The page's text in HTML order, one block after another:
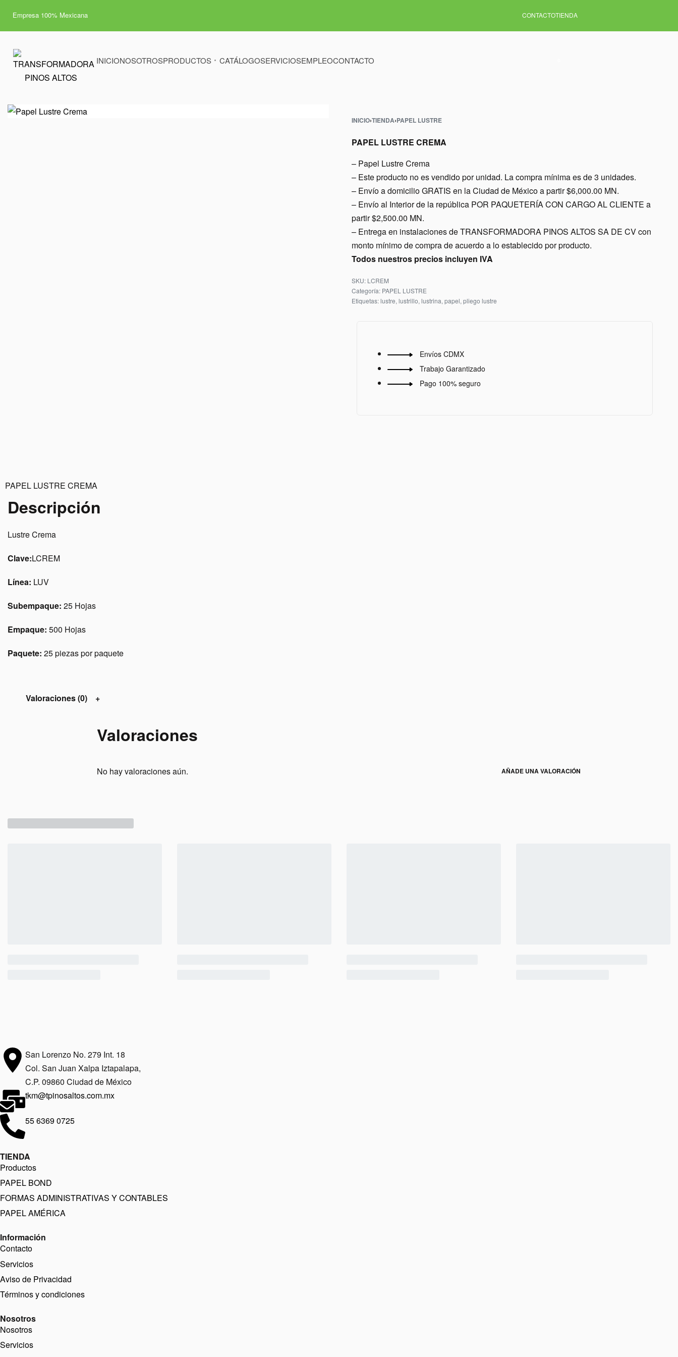
Empresa 100% Mexicana CONTACTOTIENDA
INICIONOSOTROSPRODUCTOS CATÁLOGOSERVICIOSEMPLEOCONTACTO
INICIO›TIENDA›PAPEL LUSTRE
PAPEL LUSTRE CREMA
– Papel Lustre Crema
– Este producto no es vendido por unidad. La compra mínima es de 3 unidades.
– Envío a domicilio GRATIS en la Ciudad de México a partir $6,000.00 MN.
– Envío al Interior de la república POR PAQUETERÍA CON CARGO AL CLIENTE a
partir $2,500.00 MN.
– Entrega en instalaciones de TRANSFORMADORA PINOS ALTOS SA DE CV con
monto mínimo de compra de acuerdo a lo establecido por producto.
Todos nuestros precios incluyen IVA
LCREM
Categoría: PAPEL LUSTRE
Etiquetas:lustre, lustrillo, lustrina, papel, pliego lustre
Envíos CDMX
Trabajo Garantizado
Pago 100% seguro
PAPEL LUSTRE CREMA
Descripción
Lustre Crema
Clave:LCREM
Línea: LUV
Subempaque: 25 Hojas
Empaque: 500 Hojas
Paquete: 25 piezas por paquete
Valoraciones (0)
Valoraciones
No hay valoraciones aún. AÑADE UNA VALORACIÓN
San Lorenzo No. 279 Int. 18
Col. San Juan Xalpa Iztapalapa,
C.P. 09860 Ciudad de México
tkm@tpinosaltos.com.mx
55 6369 0725
TIENDA
Productos
PAPEL BOND
FORMAS ADMINISTRATIVAS Y CONTABLES
PAPEL AMÉRICA
Información
Contacto
Servicios
Aviso de Privacidad
Términos y condiciones
Nosotros
Nosotros
Servicios